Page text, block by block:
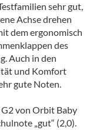
sehr gut,
Achse drehen
dem ergonomisch
des
Auch in den
und Komfort
gute Noten.
von Orbit Baby
„gut“ (2,0).